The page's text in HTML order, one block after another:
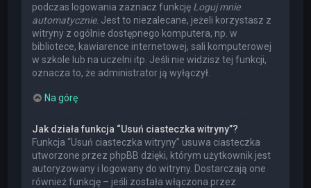
podczas logowania zaznacz funkcję Loguj mnie
automatycznie. Jest to niezalecane, jeżeli korzystasz z
witryny z ogólnie dostępnego komputera, np. w
bibliotece, kawiarence internetowej, sali komputerowej
w szkole lub na uczelni itp. Jeśli nie widzisz tej funkcji,
oznacza to, że administrator ją wyłączył.
Na górę
Jak działa funkcja “Usuń ciasteczka witryny”?
Funkcja “Usuń ciasteczka witryny” usuwa ciasteczka
utworzone przez phpBB dzięki, którym użytkownik jest
autoryzowany i logowany do witryny. Dostarczają one
również funkcję – jeśli została włączona przez